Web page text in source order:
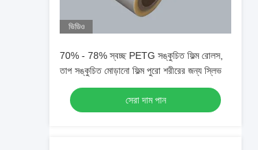
ভিডিও
70% - 78% স্বচ্ছ PETG সঙ্কুচিত ফিল্ম রোলস,
তাপ সঙ্কুচিত মোড়ানো ফিল্ম পুরো শরীরের জন্য স্লিভ
সেরা দাম পান